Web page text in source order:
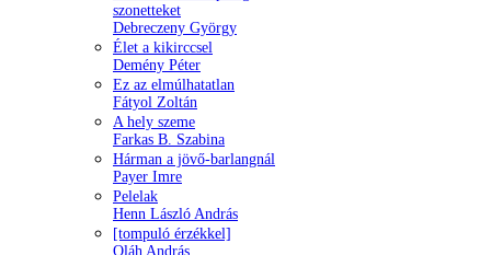
szonetteket
Debreczeny György
Élet a kikirccsel
Demény Péter
Ez az elmúlhatatlan
Fátyol Zoltán
A hely szeme
Farkas B. Szabina
Hárman a jövő-barlangnál
Payer Imre
Pelelak
Henn László András
[tompuló érzékkel]
Oláh András